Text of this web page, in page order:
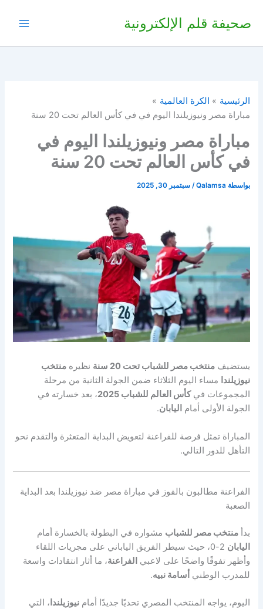
صحيفة قلم الإلكترونية
الرئيسية
الكرة العالمية
مباراة مصر ونيوزيلندا اليوم في في كأس العالم تحت 20 سنة
مباراة مصر ونيوزيلندا اليوم في
في كأس العالم تحت 20 سنة
بواسطة Qalamsa
/سبتمبر 30, 2025
يستضيفمنتخب مصر للشباب تحت 20 سنة نظيرهمنتخب
نيوزيلندا مساء اليوم الثلاثاء ضمن الجولة الثانية من مرحلة
المجموعات فيكأس العالم للشباب 2025
، بعد خسارته في
الجولة الأولى أمام اليابان.
المباراة تمثل فرصة للفراعنة لتعويض البداية المتعثرة والتقدم نحو
التأهل للدور التالي.
الفراعنة مطالبون بالفوز في مباراة مصر ضد نيوزيلندا بعد البداية
الصعبة
بدأمنتخب مصر للشباب مشواره في البطولة بالخسارة أمام
اليابان
2-0، حيث سيطر الفريق الياباني على مجريات اللقاء
وأظهر تفوقًا واضحًا على لاعبي الفراعنة، ما أثار انتقادات واسعة
للمدرب الوطني أسامة نبيه.
اليوم، يواجه المنتخب المصري تحديًا جديدًا أمامنيوزيلندا ، التي